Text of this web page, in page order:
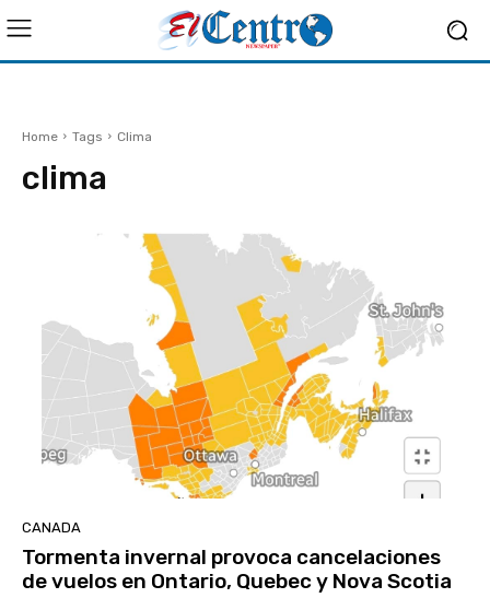
Home Tags Clima
clima
CANADA
Tormenta invernal provoca cancelaciones
de vuelos en Ontario, Quebec y Nova Scotia